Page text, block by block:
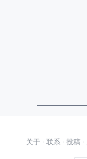
关于 · 联系 · 投稿 ·